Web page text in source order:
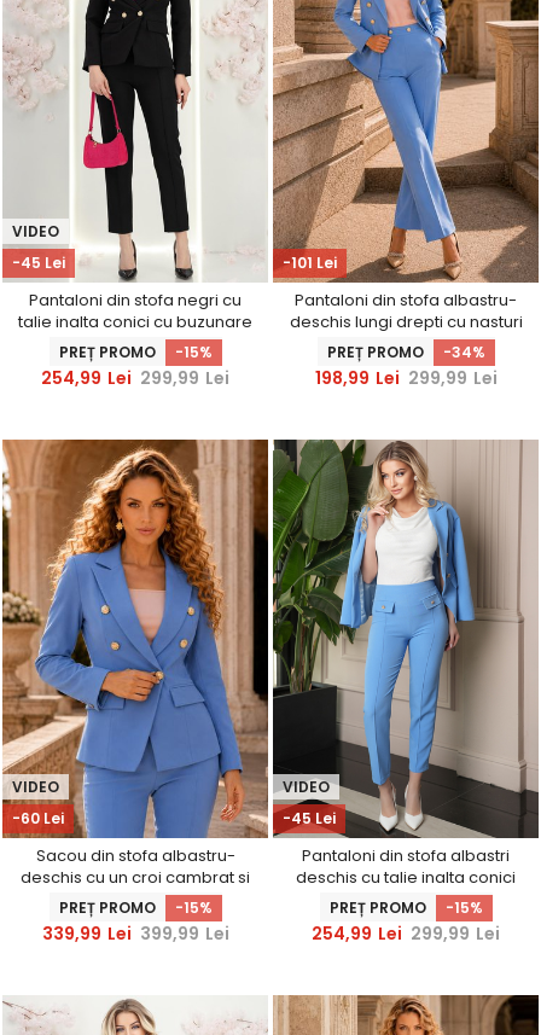
-45 Lei
VIDEO
Pantaloni din stofa negri cu
talie inalta conici cu buzunare
false - StarShinerS
PREȚ PROMO -15%
254,99 Lei 299,99 Lei
-101 Lei
Pantaloni din stofa albastru-
deschis lungi drepti cu nasturi
decorativi aurii- StarShine
PREȚ PROMO -34%
198,99 Lei 299,99 Lei
-60 Lei
VIDEO
Sacou din stofa albastru-
deschis cu un croi cambrat si
nasturi decorativi aurii-
StarShinerS
PREȚ PROMO -15%
339,99 Lei 399,99 Lei
-45 Lei
VIDEO
Pantaloni din stofa albastri
deschis cu talie inalta conici
cu buzunare false -
StarShinerS
PREȚ PROMO -15%
254,99 Lei 299,99 Lei